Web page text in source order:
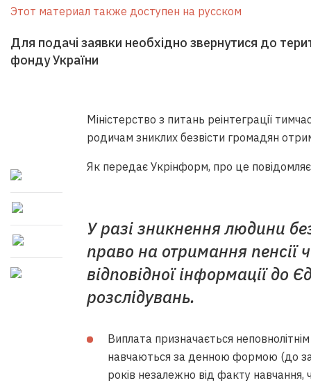
Этот материал также доступен на русском
Для подачі заявки необхідно звернутися до
фонду України
Міністерство з питань реінтеграції
родичам зниклих безвісти громадян
Як передає Укрінформ, про це
У разі зникнення людини
право на отримання пенсії
відповідної інформації до
розслідувань.
Виплата призначається
навчаються за денною формою (до
років незалежно від факту навчання,